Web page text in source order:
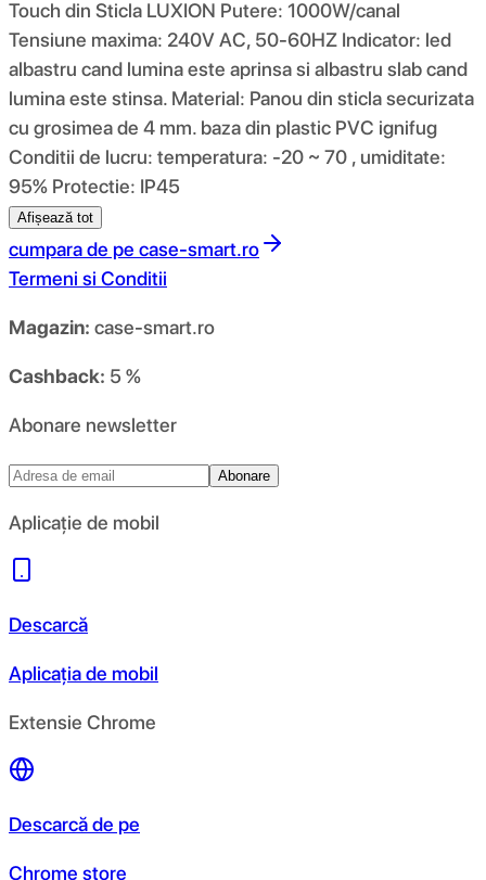
Touch din Sticla LUXION Putere: 1000W/canal
Tensiune maxima: 240V AC, 50-60HZ Indicator: led
albastru cand lumina este aprinsa si albastru slab cand
lumina este stinsa. Material: Panou din sticla securizata
cu grosimea de 4 mm. baza din plastic PVC ignifug
Conditii de lucru: temperatura: -20 ~ 70 , umiditate:
95% Protectie: IP45
Afișează tot
cumpara de pe case-smart.ro
Termeni si Conditii
Magazin: case-smart.ro
Cashback: 5 %
Abonare newsletter
Abonare
Aplicație de mobil
Descarcă
Aplicația de mobil
Extensie Chrome
Descarcă de pe
Chrome store